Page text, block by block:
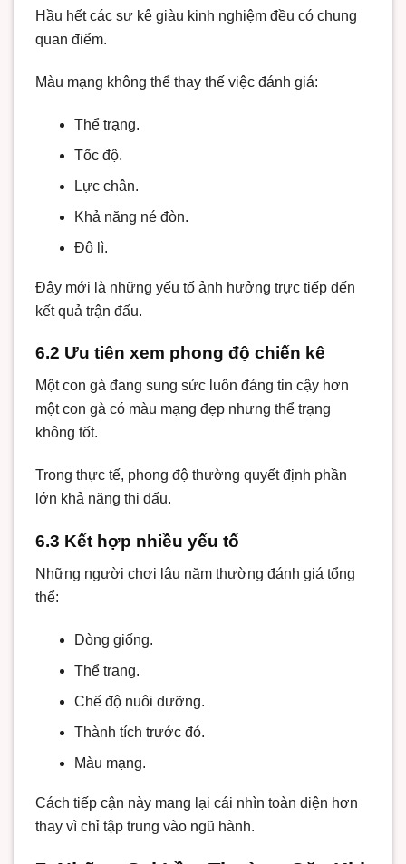
Hầu hết các sư kê giàu kinh nghiệm đều có chung
quan điểm.
Màu mạng không thể thay thế việc đánh giá:
Thể trạng.
Tốc độ.
Lực chân.
Khả năng né đòn.
Độ lì.
Đây mới là những yếu tố ảnh hưởng trực tiếp đến
kết quả trận đấu.
6.2 Ưu tiên xem phong độ chiến kê
Một con gà đang sung sức luôn đáng tin cậy hơn
một con gà có màu mạng đẹp nhưng thể trạng
không tốt.
Trong thực tế, phong độ thường quyết định phần
lớn khả năng thi đấu.
6.3 Kết hợp nhiều yếu tố
Những người chơi lâu năm thường đánh giá tổng
thể:
Dòng giống.
Thể trạng.
Chế độ nuôi dưỡng.
Thành tích trước đó.
Màu mạng.
Cách tiếp cận này mang lại cái nhìn toàn diện hơn
thay vì chỉ tập trung vào ngũ hành.